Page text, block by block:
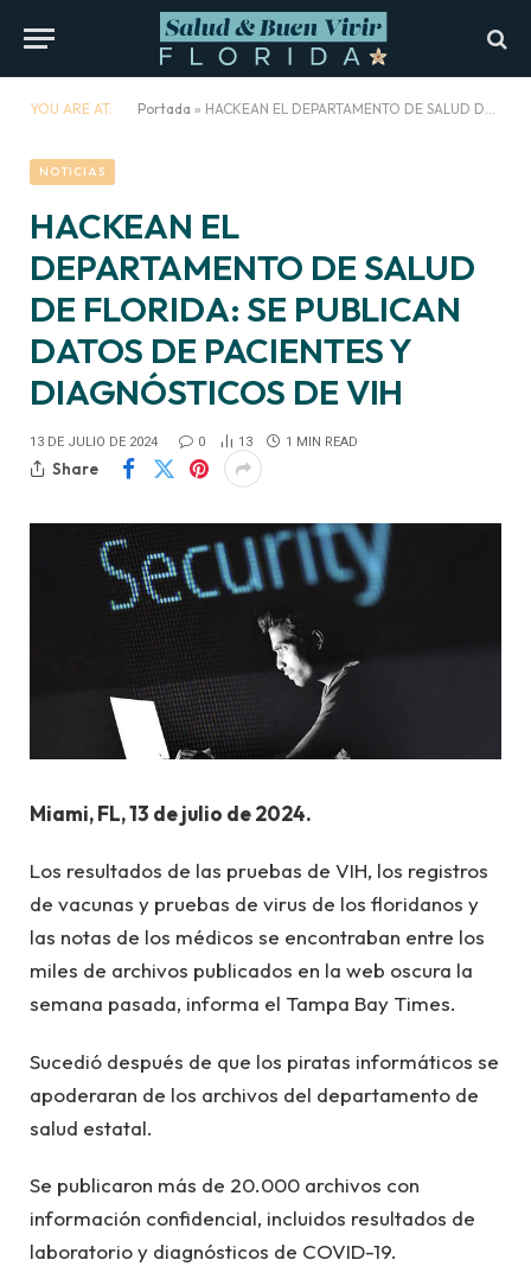
YOU ARE AT: Portada » HACKEAN EL DEPARTAMENTO DE SALUD DE FLORIDA: SE PUBLICAN DATOS DE PACIENTES Y DIAGNÓSTICOS DE VIH
NOTICIAS
HACKEAN EL
DEPARTAMENTO DE SALUD
DE FLORIDA: SE PUBLICAN
DATOS DE PACIENTES Y
DIAGNÓSTICOS DE VIH
13 DE JULIO DE 2024 0 13 1 MIN READ
Share
Miami, FL, 13 de julio de 2024.
Los resultados de las pruebas de VIH, los registros
de vacunas y pruebas de virus de los floridanos y
las notas de los médicos se encontraban entre los
miles de archivos publicados en la web oscura la
semana pasada, informa el Tampa Bay Times.
Sucedió después de que los piratas informáticos se
apoderaran de los archivos del departamento de
salud estatal.
Se publicaron más de 20.000 archivos con
información confidencial, incluidos resultados de
laboratorio y diagnósticos de COVID-19.